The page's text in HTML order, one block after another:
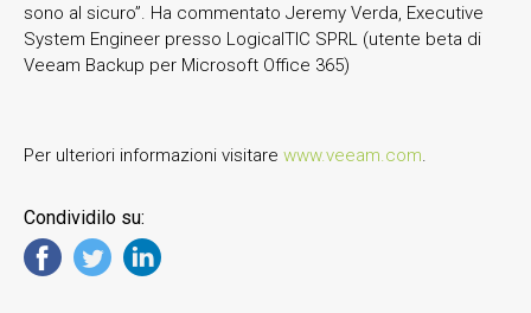
sono al sicuro”. Ha commentato Jeremy Verda, Executive
System Engineer presso LogicalTIC SPRL (utente beta di
Veeam Backup per Microsoft Office 365)
Per ulteriori informazioni visitare www.veeam.com.
Condividilo su: